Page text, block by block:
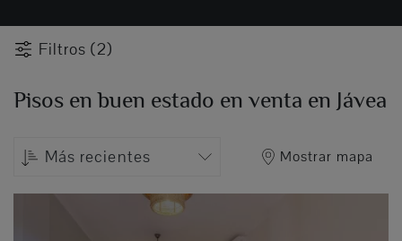
Filtros (2)
Pisos en buen estado en venta en Jávea
Más recientes Mostrar mapa